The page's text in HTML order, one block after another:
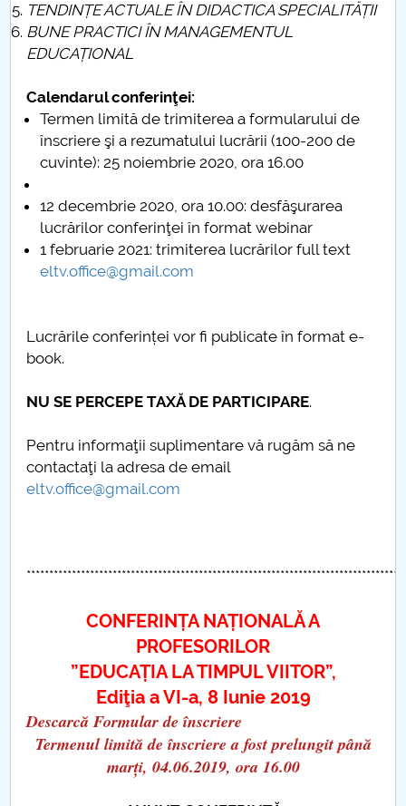
Raportul Conducerii Centrului Universitar Pitești
privind implementarea Planului Operațional 2020-
2024
Parteneri CUP
Centrul de Consiliere și Orientare în Carieră
Chestionar angajabilitate ALUMNI – UPB
CAR2026
MENIU CANTINA
Centrul de cercetări ştiinţifice în domeniul
psihopedagogiei aplicate PRO-ED-EXPERT
SBESS Journal
Formare continuă - programe si grade didactice
Proiect PISA
Personal didactic
PROGRAM PREGĂTITOR - LIMBA ROMÂNĂ
Programe de master DSE
Conversie Pedagogia învățământului primar și
preșcolar
TENDINȚE ACTUALE ÎN DIDACTICA SPECIALITĂȚII
BUNE PRACTICI ÎN MANAGEMENTUL
EDUCAȚIONAL
Calendarul conferinţei:
Termen limită de trimiterea a formularului de
înscriere şi a rezumatului lucrării (100-200 de
cuvinte): 25 noiembrie 2020, ora 16.00
12 decembrie 2020, ora 10.00: desfăşurarea
lucrărilor conferinţei în format webinar
1 februarie 2021: trimiterea lucrărilor full text
eltv.office@gmail.com
Lucrările conferinței vor fi publicate în format e-
book.
NU SE PERCEPE TAXĂ DE PARTICIPARE.
Pentru informaţii suplimentare vă rugăm să ne
contactaţi la adresa de email
eltv.office@gmail.com
CONFERINȚA NAȚIONALĂ A
PROFESORILOR
”EDUCAȚIA LA TIMPUL VIITOR”,
Ediţia a VI-a, 8 Iunie 2019
Descarcă Formular de înscriere
Termenul limită de înscriere a fost prelungit până
marți, 04.06.2019, ora 16.00